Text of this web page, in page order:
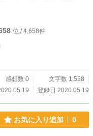
位 / 4,658件
感想数 0
文字数 1,558
登録日 2020.05.19
お気に入り追加 0